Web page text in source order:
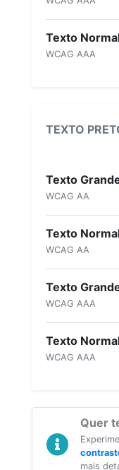
Texto
WCAG AAA
TEXTO
Texto
WCAG AA
Texto
WCAG AA
Texto
WCAG AAA
Texto
WCAG AAA
Quer
mais